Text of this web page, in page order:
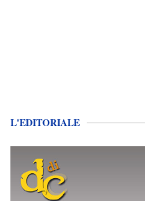
L'EDITORIALE